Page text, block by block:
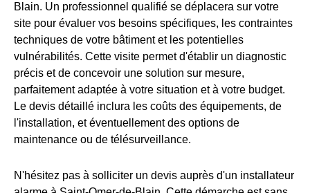
Blain. Un professionnel qualifié se déplacera sur votre
site pour évaluer vos besoins spécifiques, les contraintes
techniques de votre bâtiment et les potentielles
vulnérabilités. Cette visite permet d'établir un diagnostic
précis et de concevoir une solution sur mesure,
parfaitement adaptée à votre situation et à votre budget.
Le devis détaillé inclura les coûts des équipements, de
l'installation, et éventuellement des options de
maintenance ou de télésurveillance.
N'hésitez pas à solliciter un devis auprès d'un installateur